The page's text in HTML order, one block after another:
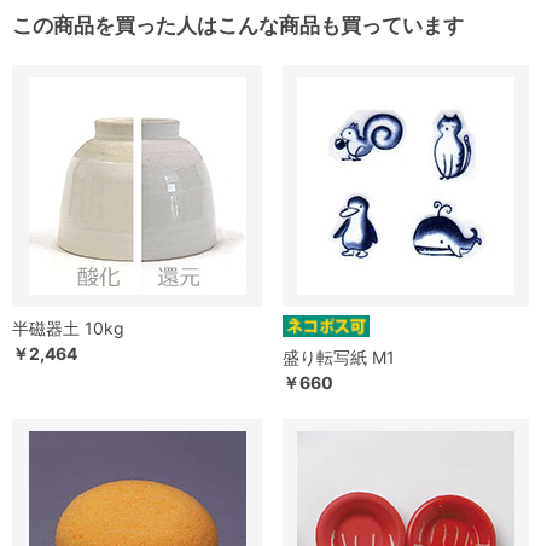
この商品を買った人はこんな商品も買っています
半磁器土 10kg
￥2,464
盛り転写紙 M1
￥660